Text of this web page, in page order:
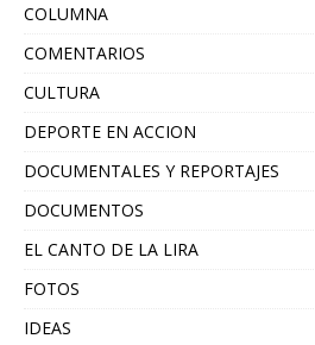
COLUMNA
COMENTARIOS
CULTURA
DEPORTE EN ACCION
DOCUMENTALES Y REPORTAJES
DOCUMENTOS
EL CANTO DE LA LIRA
FOTOS
IDEAS